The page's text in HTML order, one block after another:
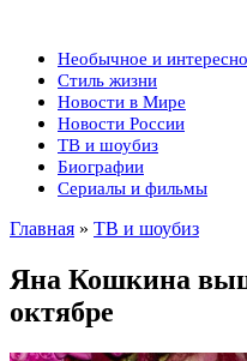
Необычное и
Стиль жизни
Новости в Мире
Новости России
ТВ и шоубиз
Биографии
Сериалы и фильмы
Главная » ТВ и шоубиз
Яна Кошкина
октябре